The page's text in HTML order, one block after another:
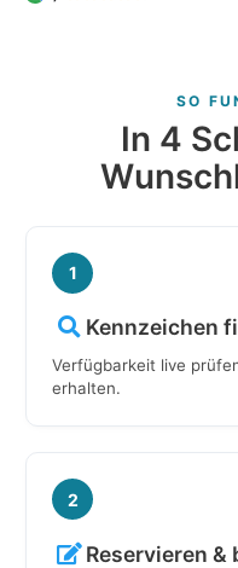
SO
In 4
1
Kennzeichen
Verfügbarkeit live
erhalten.
2
Reservieren &